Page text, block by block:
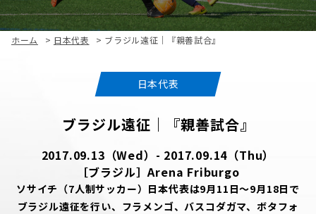
ホーム > 日本代表 > ブラジル遠征｜『親善試合』
日本代表
ブラジル遠征｜『親善試合』
2017.09.13（Wed）- 2017.09.14（Thu）
［ブラジル］Arena Friburgo
ソサイチ（7人制サッカー）日本代表は9月11日～9月18日で
ブラジル遠征を行い、フラメンゴ、バスコダガマ、ボタフォ